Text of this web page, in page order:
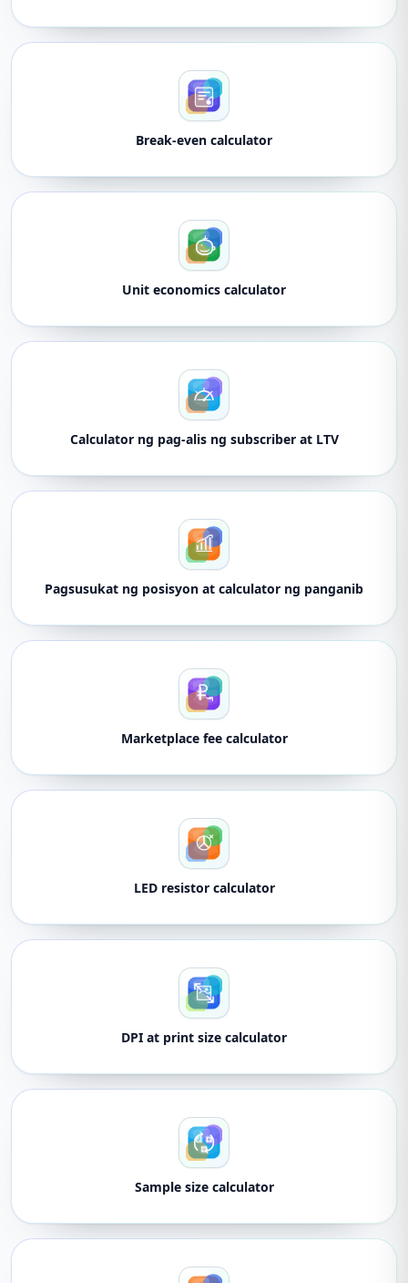
Break-even calculator
Unit economics calculator
Calculator ng pag-alis ng subscriber at LTV
Pagsusukat ng posisyon at calculator ng panganib
Marketplace fee calculator
LED resistor calculator
DPI at print size calculator
Sample size calculator